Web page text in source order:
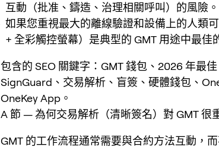
互動（批准、鑄造、治理相關呼叫）的風險
如果您重視最大的離線驗證和設備上的人類
+ 全彩觸控螢幕）是典型的 GMT 用途中最佳
包含的 SEO 關鍵字：GMT 錢包、2026 年最佳
SignGuard、交易解析、盲簽、硬體錢包、
OneKey App。
A 節 — 為何交易解析（清晰簽名）對 GMT 很
GMT 的工作流程通常需要與合約方法互動，